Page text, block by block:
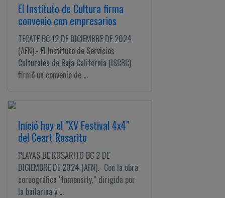
El Instituto de Cultura firma
convenio con empresarios
TECATE BC 12 DE DICIEMBRE DE 2024
(AFN).- El Instituto de Servicios
Culturales de Baja California (ISCBC)
firmó un convenio de ...
Inició hoy el "XV Festival 4x4"
del Ceart Rosarito
PLAYAS DE ROSARITO BC 2 DE
DICIEMBRE DE 2024 (AFN).- Con la obra
coreográfica “Inmensity,” dirigida por
la bailarina y ...